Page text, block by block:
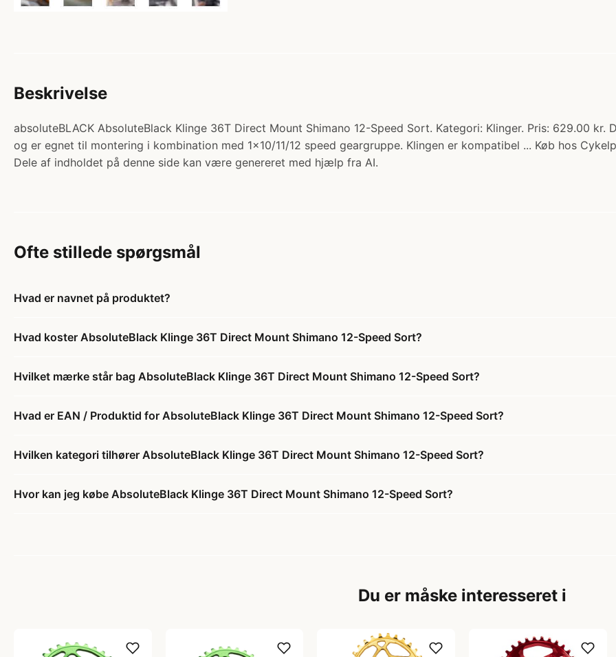
Beskrivelse
absoluteBLACK AbsoluteBlack Klinge 36T Direct Mount Shimano 12-Speed Sort. Kategori: Klinger. Pris: 629.00
og er egnet til montering i kombination med 1x10/11/12 speed geargruppe. Klingen er kompatibel ... Køb hos
Dele af indholdet på denne side kan være genereret med hjælp fra AI.
Ofte stillede spørgsmål
Hvad er navnet på produktet?
Hvad koster AbsoluteBlack Klinge 36T Direct Mount Shimano 12-Speed Sort?
Hvilket mærke står bag AbsoluteBlack Klinge 36T Direct Mount Shimano 12-Speed Sort?
Hvad er EAN / Produktid for AbsoluteBlack Klinge 36T Direct Mount Shimano 12-Speed Sort?
Hvilken kategori tilhører AbsoluteBlack Klinge 36T Direct Mount Shimano 12-Speed Sort?
Hvor kan jeg købe AbsoluteBlack Klinge 36T Direct Mount Shimano 12-Speed Sort?
Du er måske interesseret i